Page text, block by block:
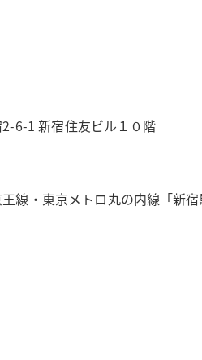
6-1 新宿住友ビル１０階
王線・東京メトロ丸の内線「